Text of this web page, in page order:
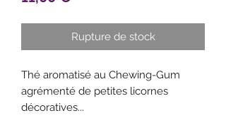
Rupture de stock
Thé aromatisé au Chewing-Gum
agrémenté de petites licornes
décoratives...